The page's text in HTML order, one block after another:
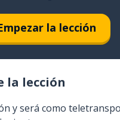
la lección
la lección
y será como